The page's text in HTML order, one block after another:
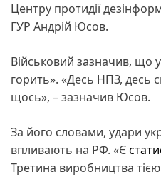
Центру протидії
ГУР Андрій Юсов.
Військовий зазначив, що
горить». «Десь НПЗ, десь
щось», – зазначив Юсов.
За його словами, удари
впливають на РФ. «Є
Третина виробництва